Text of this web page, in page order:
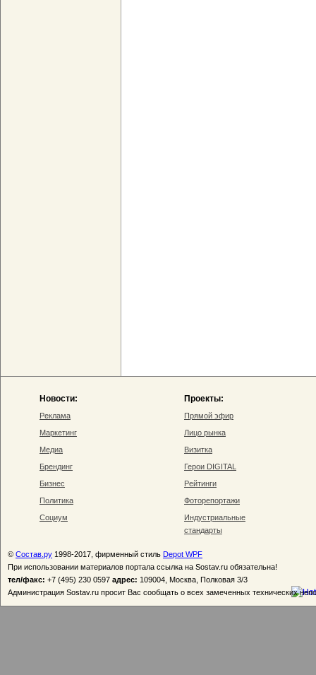
Новости:
Реклама
Маркетинг
Медиа
Брендинг
Бизнес
Политика
Социум
Проекты:
Прямой эфир
Лицо рынка
Визитка
Герои DIGITAL
Рейтинги
Фоторепортажи
Индустриальные
стандарты
© Состав.ру 1998-2017, фирменный стиль Depot WPF
При использовании материалов портала ссылка на Sostav.ru обязательна!
тел/факс: +7 (495) 230 0597 адрес: 109004, Москва, Полковая 3/3
Администрация Sostav.ru просит Вас сообщать о всех замеченных технических